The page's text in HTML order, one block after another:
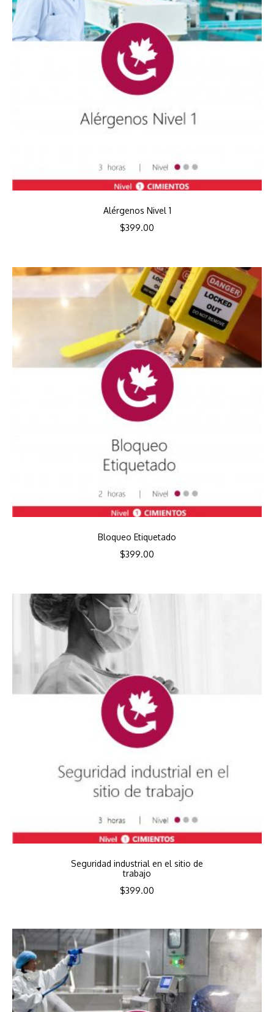
Alérgenos Nivel 1
$399.00
Bloqueo Etiquetado
$399.00
Seguridad industrial en el sitio de
trabajo
$399.00